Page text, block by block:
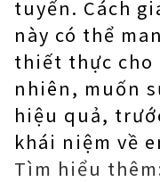
tuyến. Cách
này có thể
thiết thực cho
nhiên, muốn
hiệu quả,
khái niệm về
Tìm hiểu